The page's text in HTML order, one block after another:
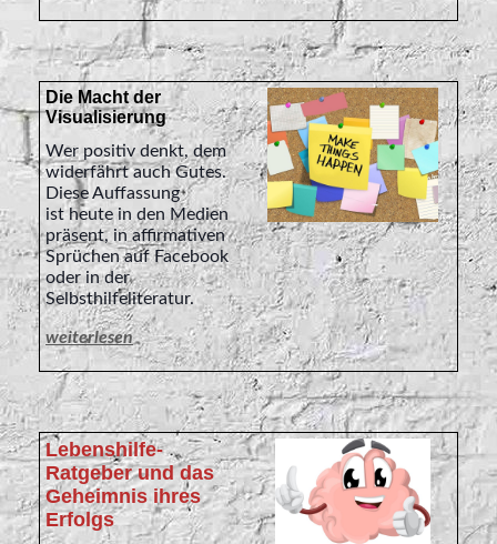
Die Macht der
Visualisierung
Wer positiv denkt, dem
widerfährt auch Gutes.
Diese Auffassung
istheute in den Medien
präsent, in affirmativen
Sprüchen auf Facebook
oder in der
Selbsthilfeliteratur.
weiterlesen
Lebenshilfe-
Ratgeber und das
Geheimnis ihres
Erfolgs